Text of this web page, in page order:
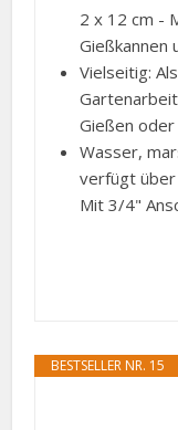
2 x 12 cm -
Gießkannen
Vielseitig:
Gießen
Wasser,
verfügt über
Mit 3/4"
BESTSELLER NR. 15